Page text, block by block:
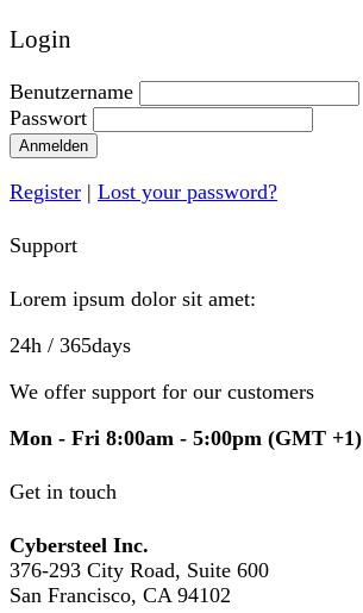
Login
Benutzername
Passwort
Anmelden
Register | Lost your password?
Support
Lorem ipsum dolor sit amet:
24h / 365days
We offer support for our customers
Mon - Fri 8:00am - 5:00pm (GMT +1)
Get in touch
Cybersteel Inc.
376-293 City Road, Suite 600
San Francisco, CA 94102